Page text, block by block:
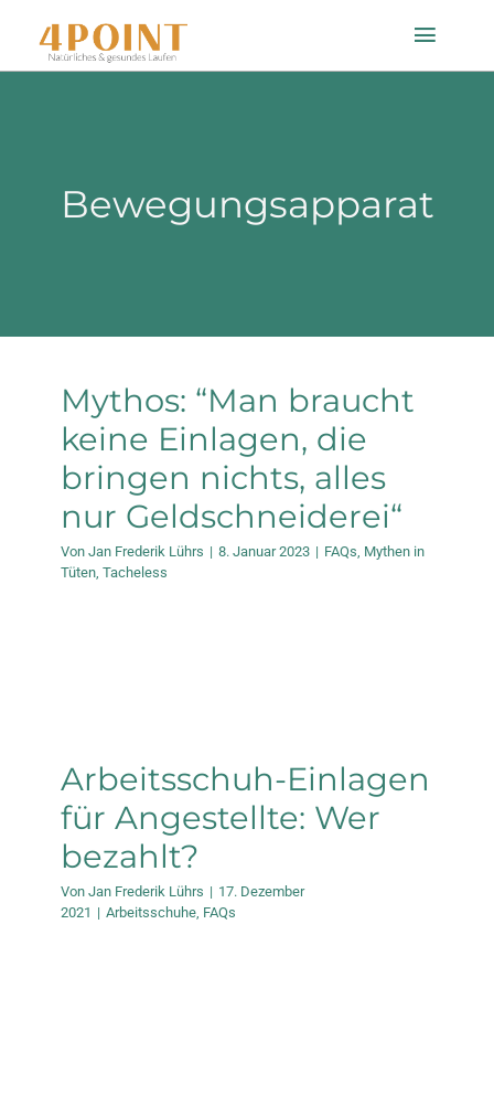
Inhalt
Toggle
Einlagenfinder
Technologie
Mein Konto
Shop
Bewegungsapparat
Mythos: “Man braucht
keine Einlagen, die
bringen nichts, alles
nur Geldschneiderei“
Von Jan Frederik Lührs | 8. Januar 2023 | FAQs Mythen in
Tüten Tacheless
Arbeitsschuh-Einlagen
für Angestellte: Wer
bezahlt?
Von Jan Frederik Lührs | 17. Dezember
2021 | Arbeitsschuhe FAQs